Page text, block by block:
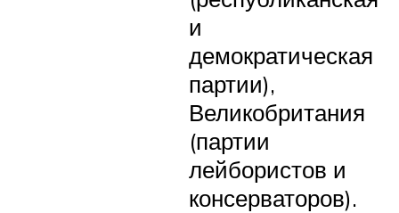
и
демократическая
партии),
Великобритания
(партии
лейбористов и
консерваторов).